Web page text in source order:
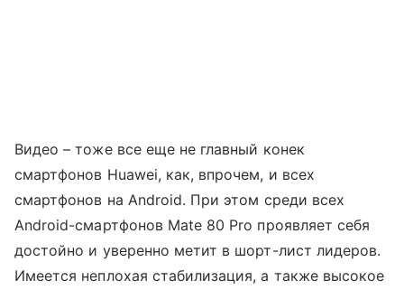
Видео – тоже все еще не главный конек
смартфонов Huawei, как, впрочем, и всех
смартфонов на Android. При этом среди всех
Android-смартфонов Mate 80 Pro проявляет себя
достойно и уверенно метит в шорт-лист лидеров.
Имеется неплохая стабилизация, а также высокое